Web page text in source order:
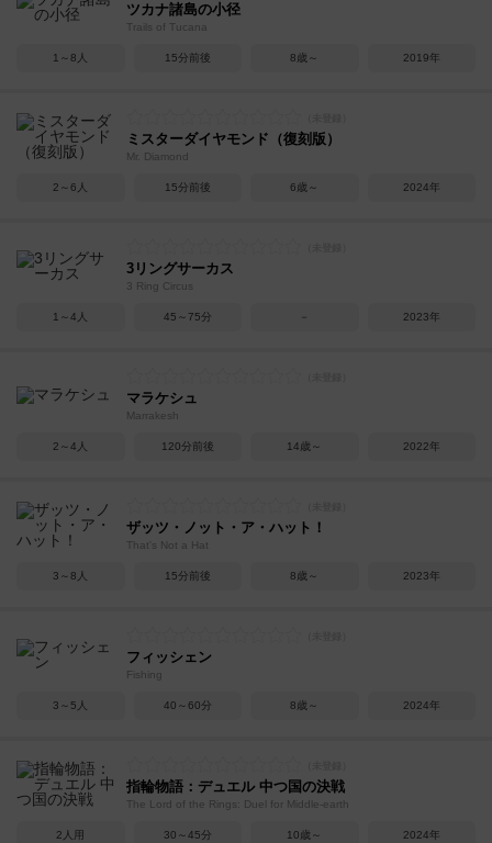
ツカナ諸島の小径
Trails of Tucana
1～8人 15分前後 8歳～ 2019年
ミスターダイヤモンド（復刻版）
Mr. Diamond
2～6人 15分前後 6歳～ 2024年
3リングサーカス
3 Ring Circus
1～4人 45～75分 － 2023年
マラケシュ
Marrakesh
2～4人 120分前後 14歳～ 2022年
ザッツ・ノット・ア・ハット！
That's Not a Hat
3～8人 15分前後 8歳～ 2023年
フィッシェン
Fishing
3～5人 40～60分 8歳～ 2024年
指輪物語：デュエル 中つ国の決戦
The Lord of the Rings: Duel for Middle-earth
2人用 30～45分 10歳～ 2024年